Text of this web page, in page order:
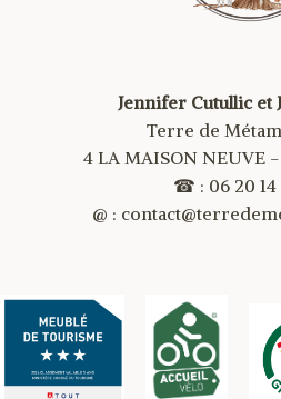
Jennifer Cutullic et
Terre de
4 LA MAISON NEUVE
☎ : 06 20 14
@ :